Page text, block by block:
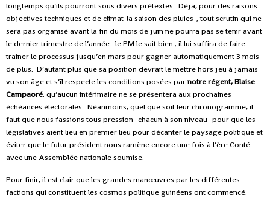
longtemps qu’ils pourront sous divers prétextes. Déjà, pour des raisons
objectives techniques et de climat-la saison des pluies-, tout scrutin qui ne
sera pas organisé avant la fin du mois de juin ne pourra pas se tenir avant
le dernier trimestre de l’année : le PM le sait bien ; il lui suffira de faire
trainer le processus jusqu’en mars pour gagner automatiquement 3 mois
de plus. D’autant plus que sa position devrait le mettre hors jeu à jamais
vu son âge et s’il respecte les conditions posées parnotre régent, Blaise
Campaoré, qu’aucun intérimaire ne se présentera aux prochaines
échéances électorales. Néanmoins, quel que soit leur chronogramme, il
faut que nous fassions tous pression -chacun à son niveau- pour que les
législatives aient lieu en premier lieu pour décanter le paysage politique et
éviter que le futur président nous ramène encore une fois à l’ère Conté
avec une Assemblée nationale soumise.
Pour finir, il est clair que les grandes manœuvres par les différentes
factions qui constituent les cosmos politique guinéens ont commencé.